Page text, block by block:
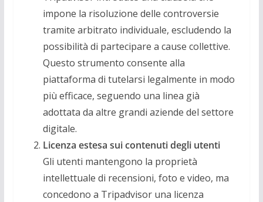
impone la risoluzione delle controversie
tramite arbitrato individuale, escludendo la
possibilità di partecipare a cause collettive.
Questo strumento consente alla
piattaforma di tutelarsi legalmente in modo
più efficace, seguendo una linea già
adottata da altre grandi aziende del settore
digitale.
Licenza estesa sui contenuti degli utenti
Gli utenti mantengono la proprietà
intellettuale di recensioni, foto e video, ma
concedono a Tripadvisor una licenza